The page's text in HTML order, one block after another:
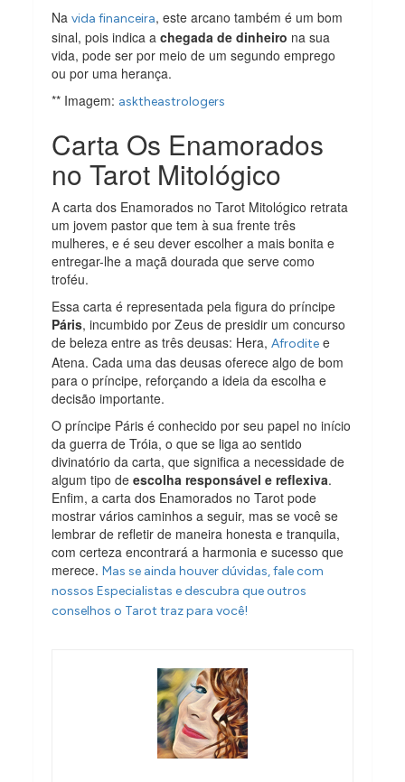
Navida financeira, este arcano também é um bom
sinal, pois indica a chegada de dinheiro na sua
vida, pode ser por meio de um segundo emprego
ou por uma herança.
** Imagem: asktheastrologers
Carta Os Enamorados
no Tarot Mitológico
A carta dos Enamorados no Tarot Mitológico retrata
um jovem pastor que tem à sua frente três
mulheres, e é seu dever escolher a mais bonita e
entregar-lhe a maçã dourada que serve como
troféu.
Essa carta é representada pela figura do príncipe
Páris, incumbido por Zeus de presidir um concurso
de beleza entre as três deusas: Hera,Afrodite e
Atena. Cada uma das deusas oferece algo de bom
para o príncipe, reforçando a ideia da escolha e
decisão importante.
O príncipe Páris é conhecido por seu papel no início
da guerra de Tróia, o que se liga ao sentido
divinatório da carta, que significa a necessidade de
algum tipo deescolha responsável e reflexiva.
Enfim, a carta dos Enamorados no Tarot pode
mostrar vários caminhos a seguir, mas se você se
lembrar de refletir de maneira honesta e tranquila,
com certeza encontrará a harmonia e sucesso que
merece.Mas se ainda houver dúvidas, fale com
nossos Especialistas e descubra que outros
conselhos o Tarot traz para você!